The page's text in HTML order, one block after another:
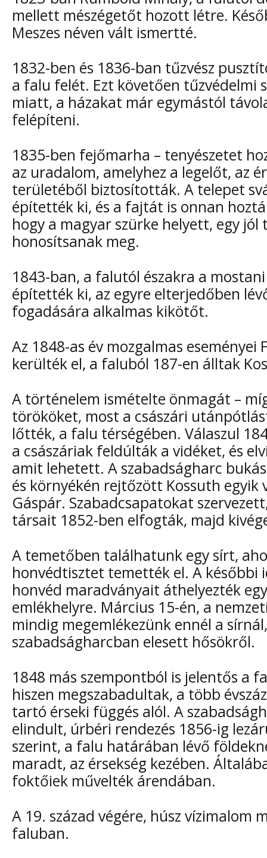
mellett mészégetőt hozott létre.
Meszes néven vált ismertté.
1832-ben és 1836-ban tűzvész
a falu felét. Ezt követően tűzvédelmi
miatt, a házakat már egymástól
felépíteni.
1835-ben fejőmarha – tenyészetet
az uradalom, amelyhez a legelőt, az
területéből biztosították. A telepet
építették ki, és a fajtát is onnan
hogy a magyar szürke helyett, egy
honosítsanak meg.
1843-ban, a falutól északra a
építették ki, az egyre elterjedőben
fogadására alkalmas kikötőt.
Az 1848-as év mozgalmas eseményei
kerülték el, a faluból 187-en álltak
A történelem ismételte önmagát –
törököket, most a császári
lőtték, a falu térségében. Válaszul
a császáriak feldúlták a vidéket, és
amit lehetett. A szabadságharc
és környékén rejtőzött Kossuth egyik
Gáspár. Szabadcsapatokat
társait 1852-ben elfogták, majd
A temetőben találhatunk egy sírt,
honvédtisztet temették el. A későbbi
honvéd maradványait áthelyezték
emlékhelyre. Március 15-én, a
mindig megemlékezünk ennél a
szabadságharcban elesett hősökről.
1848 más szempontból is jelentős a
hiszen megszabadultak, a több
tartó érseki függés alól. A
elindult, úrbéri rendezés 1856-ig
szerint, a falu határában lévő
maradt, az érsekség kezében.
foktőiek művelték árendában.
A 19. század végére, húsz vízimalom
faluban.